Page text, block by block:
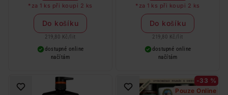
*za 1 ks při koupi 2 ks
Do košíku
219,80 Kč / lit
dostupné online
načítám
*za 1 ks při koupi 2 ks
Do košíku
219,80 Kč / lit
dostupné online
načítám
-33 %
Pouze Online